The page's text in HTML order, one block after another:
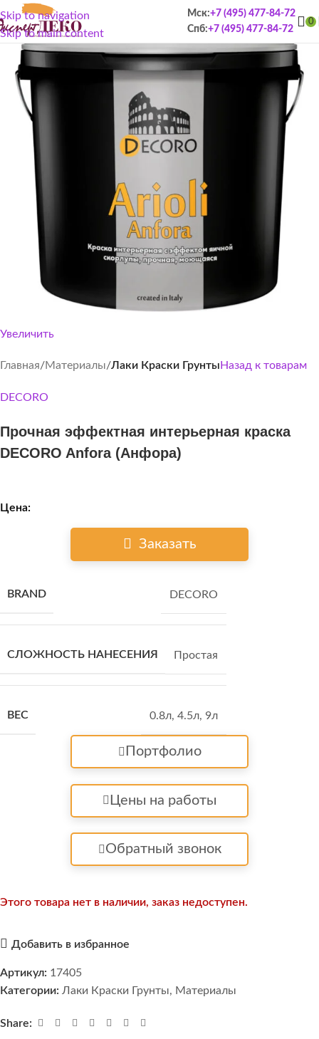
Skip to navigation
Skip to main content
Мск:+7 (495) 477-84-72
Спб:+7 (495) 477-84-72
0
Увеличить
Главная Материалы Лаки Краски Грунты Назад к товарам
DECORO
Прочная эффектная интерьерная краска
DECORO Anfora (Анфора)
Цена:
Заказать
BRAND DECORO
СЛОЖНОСТЬ НАНЕСЕНИЯ Простая
ВЕС 0.8л, 4.5л, 9л
Портфолио
Цены на работы
Обратный звонок
Этого товара нет в наличии, заказ недоступен.
Добавить в избранное
Артикул: 17405
Категории: Лаки Краски Грунты, Материалы
Share: